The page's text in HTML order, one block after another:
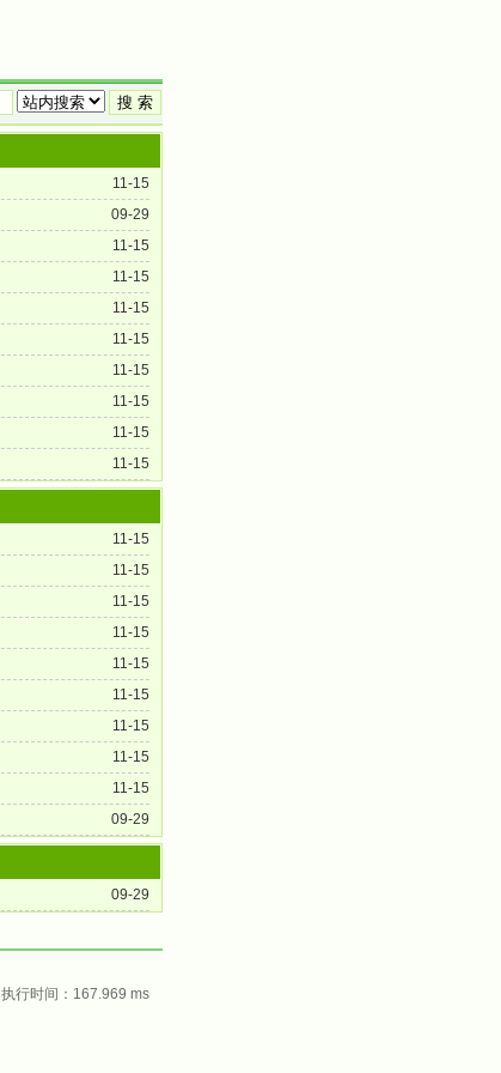
11-15
09-29
11-15
11-15
11-15
11-15
11-15
11-15
11-15
11-15
11-15
11-15
11-15
11-15
11-15
11-15
11-15
11-15
11-15
09-29
09-29
执行时间：167.969 ms